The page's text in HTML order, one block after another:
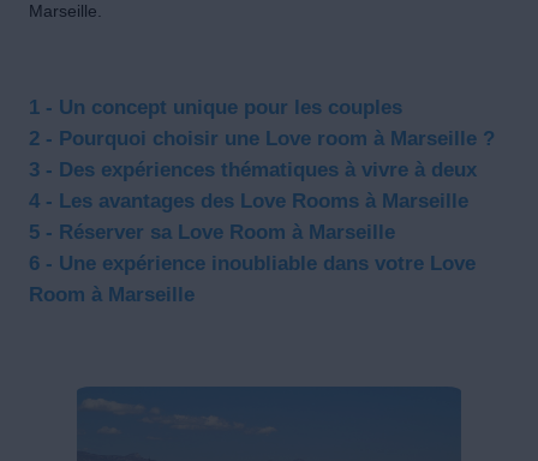
Marseille.
1 - Un concept unique pour les couples
2 - Pourquoi choisir une Love room à Marseille ?
3 - Des expériences thématiques à vivre à deux
4 - Les avantages des Love Rooms à Marseille
5 - Réserver sa Love Room à Marseille
6 - Une expérience inoubliable dans votre Love
Room à Marseille